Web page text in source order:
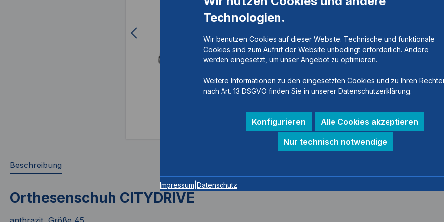
Beschreibung
Orthesenschuh CITYDRIVE
anthrazit, Größe 45
Technologien.
Wir benutzen Cookies auf dieser Website. Technische und funktionale
Cookies sind zum Aufruf der Website unbedingt erforderlich. Andere
werden eingesetzt, um unser Angebot zu optimieren.
Weitere Informationen zu den eingesetzten Cookies und zu Ihren
nach Art. 13 DSGVO finden Sie in unserer Datenschutzerklärung.
Konfigurieren
Alle Cookies akzeptieren
Nur technisch notwendige
Impressum Datenschutz